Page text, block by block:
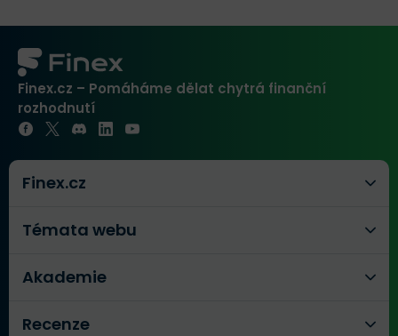
Finex.cz – Pomáháme dělat chytrá finanční
rozhodnutí
Finex.cz
Témata webu
Akademie
Recenze